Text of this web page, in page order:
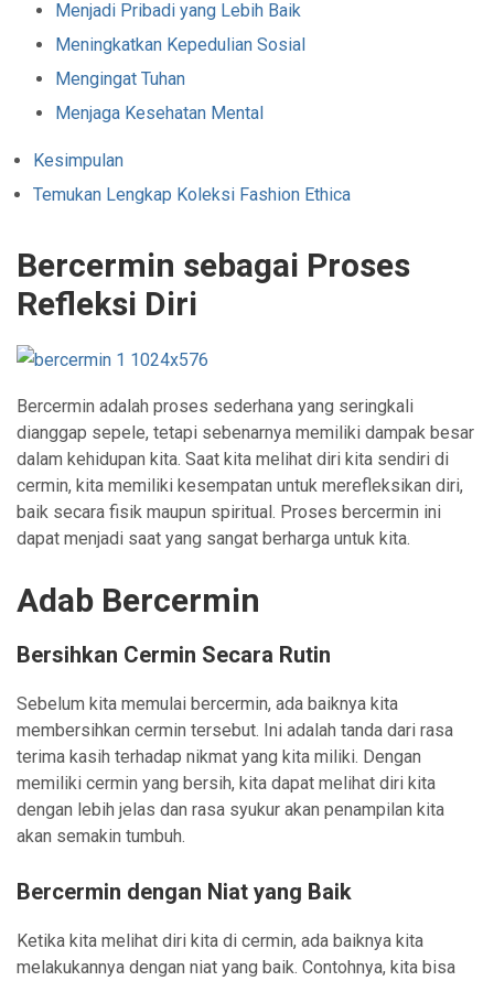
Menjadi Pribadi yang Lebih Baik
Meningkatkan Kepedulian Sosial
Mengingat Tuhan
Menjaga Kesehatan Mental
Kesimpulan
Temukan Lengkap Koleksi Fashion Ethica
Bercermin sebagai Proses
Refleksi Diri
Bercermin adalah proses sederhana yang seringkali
dianggap sepele, tetapi sebenarnya memiliki dampak besar
dalam kehidupan kita. Saat kita melihat diri kita sendiri di
cermin, kita memiliki kesempatan untuk merefleksikan diri,
baik secara fisik maupun spiritual. Proses bercermin ini
dapat menjadi saat yang sangat berharga untuk kita.
Adab Bercermin
Bersihkan Cermin Secara Rutin
Sebelum kita memulai bercermin, ada baiknya kita
membersihkan cermin tersebut. Ini adalah tanda dari rasa
terima kasih terhadap nikmat yang kita miliki. Dengan
memiliki cermin yang bersih, kita dapat melihat diri kita
dengan lebih jelas dan rasa syukur akan penampilan kita
akan semakin tumbuh.
Bercermin dengan Niat yang Baik
Ketika kita melihat diri kita di cermin, ada baiknya kita
melakukannya dengan niat yang baik. Contohnya, kita bisa